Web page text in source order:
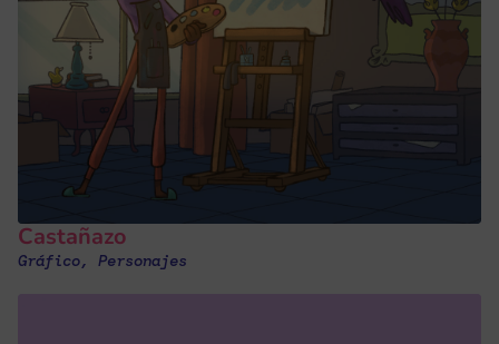
Castañazo
Gráfico, Personajes